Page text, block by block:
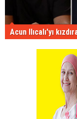
Acun Ilıcalı'yı